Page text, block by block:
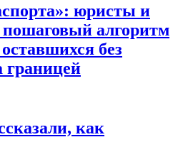
юристы и
алгоритм
без
границей
как